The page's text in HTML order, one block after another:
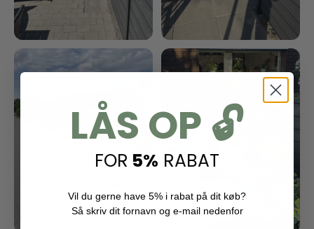
LÅS OP 🔓
FOR 5% RABAT
Vil du gerne have 5% i rabat på dit køb?
Så skriv dit fornavn og e-mail nedenfor